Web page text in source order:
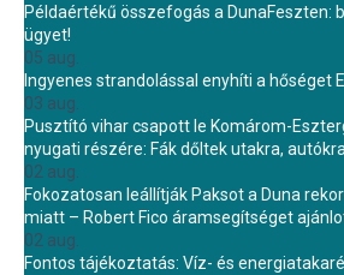
Példaértékű összefogás a DunaFeszten:
ügyet!
05 aug.
Ingyenes strandolással enyhíti a hőséget
03 aug.
Pusztító vihar csapott le Komárom-
nyugati részére: Fák dőltek utakra,
02 aug.
Fokozatosan leállítják Paksot a Duna
miatt – Robert Fico áramsegítséget
02 aug.
Fontos tájékoztatás: Víz- és